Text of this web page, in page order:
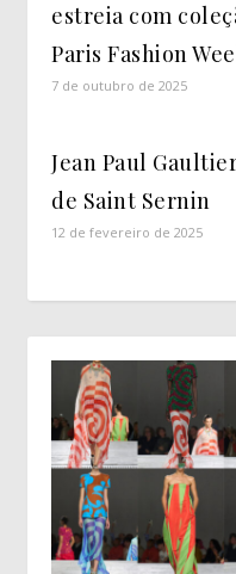
estreia com
Paris Fashion
7 de outubro de 2025
Jean Paul
de Saint Sernin
12 de fevereiro de 2025